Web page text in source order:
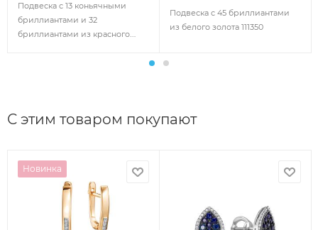
Подвеска с 13 коньячными
бриллиантами и 32
бриллиантами из красного
Подвеска с 45 бриллиантами
из белого золота 111350
С этим товаром покупают
Новинка